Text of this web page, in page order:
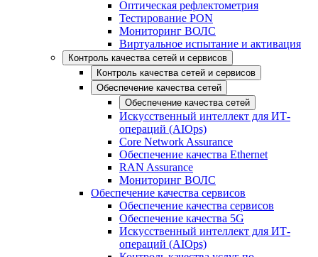
Оптическая рефлектометрия
Тестирование PON
Мониторинг ВОЛС
Виртуальное испытание и активация
Контроль качества сетей и сервисов
Контроль качества сетей и сервисов
Обеспечение качества сетей
Обеспечение качества сетей
Искусственный интеллект для ИТ-
операций (AIOps)
Core Network Assurance
Обеспечение качества Ethernet
RAN Assurance
Мониторинг ВОЛС
Обеспечение качества сервисов
Обеспечение качества сервисов
Обеспечение качества 5G
Искусственный интеллект для ИТ-
операций (AIOps)